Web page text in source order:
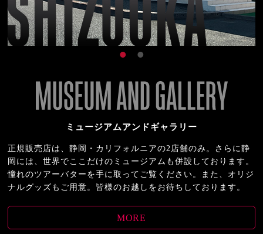
ミュージアムアンドギャラリー
正規販売店は、静岡・カリフォルニアの2店舗のみ。さらに静
岡には、世界でここだけのミュージアムも併設しております。
憧れのツアーバターを手に取ってご覧ください。また、オリジ
ナルグッズもご用意。皆様のお越しをお待ちしております。
MORE